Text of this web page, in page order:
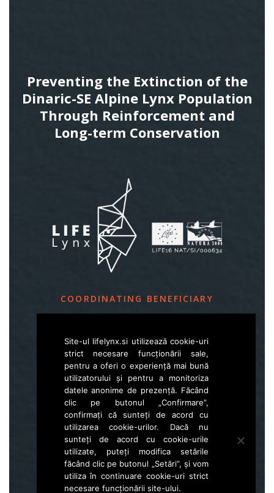
Preventing the Extinction of the
Dinaric-SE Alpine Lynx Population
Through Reinforcement and
Long-term Conservation
COORDINATING BENEFICIARY
Slovenia Forest Service
Večna pot 2, SI – 1000 Ljubljana
Elife.lynx.eu@gmail.com
Wwww.zgs.si
Sitemap
Site-ul lifelynx.si utilizează cookie-uri
strict necesare funcționării sale,
pentru a oferi o experiență mai bună
utilizatorului și pentru a monitoriza
datele anonime de prezență. Făcând
clic pe butonul „Confirmare”,
confirmați că sunteți de acord cu
utilizarea cookie-urilor. Dacă nu
sunteți de acord cu cookie-urile
utilizate, puteți modifica setările
făcând clic pe butonul „Setări”, și vom
utiliza în continuare cookie-uri strict
necesare funcționării site-ului.